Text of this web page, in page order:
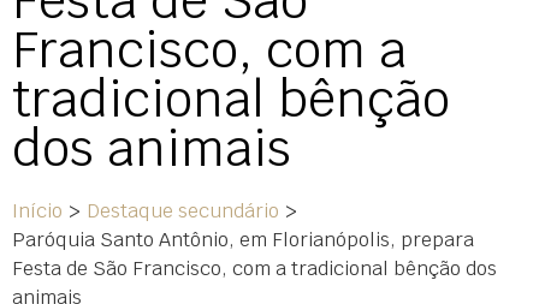
Francisco, com a
tradicional bênção
dos animais
Início > Destaque secundário >
Paróquia Santo Antônio, em Florianópolis, prepara
Festa de São Francisco, com a tradicional bênção dos
animais